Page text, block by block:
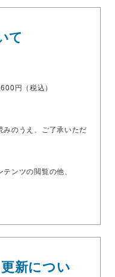
て
円（税込）
みのうえ、ご了承いただ
ンツの閲覧の他、
新につい